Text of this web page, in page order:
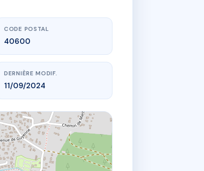
CODE POSTAL
40600
DERNIÈRE MODIF.
11/09/2024